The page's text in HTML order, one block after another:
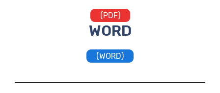
(PDF)
WORD
(WORD)